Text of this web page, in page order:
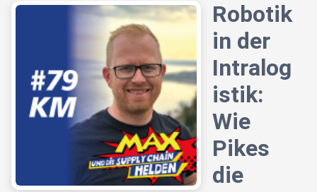
Robotik
in der
Intralog
istik:
Wie
Pikes
die